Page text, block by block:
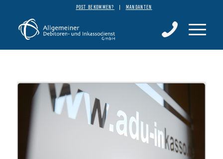
POST BEKOMMEN? MANDANTEN